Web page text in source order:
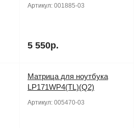
Артикул: 001885-03
5 550р.
Матрица для ноутбука
LP171WP4(TL)(Q2)
Артикул: 005470-03